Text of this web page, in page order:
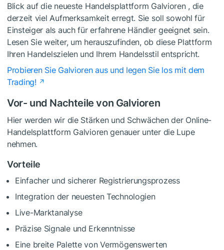
Blick auf die neueste Handelsplattform Galvioren , die
derzeit viel Aufmerksamkeit erregt. Sie soll sowohl für
Einsteiger als auch für erfahrene Händler geeignet sein.
Lesen Sie weiter, um herauszufinden, ob diese Plattform
Ihren Handelszielen und Ihrem Handelsstil entspricht.
Probieren Sie Galvioren aus und legen Sie los mit dem
Trading!
Vor- und Nachteile von Galvioren
Hier werden wir die Stärken und Schwächen der Online-
Handelsplattform Galvioren genauer unter die Lupe
nehmen.
Vorteile
Einfacher und sicherer Registrierungsprozess
Integration der neuesten Technologien
Live-Marktanalyse
Präzise Signale und Erkenntnisse
Eine breite Palette von Vermögenswerten